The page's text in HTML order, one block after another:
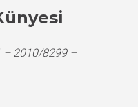
– 2010/8299 –